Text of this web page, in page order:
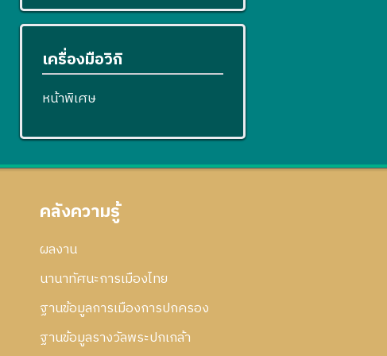
เครื่องมือวิกิ
หน้าพิเศษ
คลังความรู้
ผลงาน
นานาทัศนะการเมืองไทย
ฐานข้อมูลการเมืองการปกครอง
ฐานข้อมูลรางวัลพระปกเกล้า